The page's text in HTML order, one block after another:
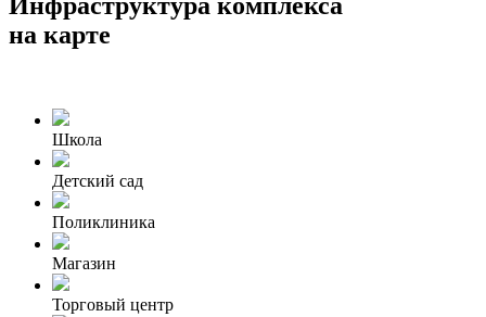
Инфраструктура комплекса
на карте
Школа
Детский сад
Поликлиника
Магазин
Торговый центр